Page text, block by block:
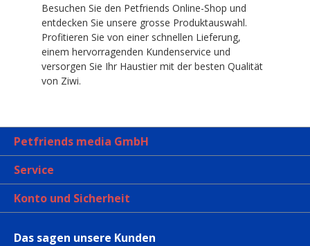
Besuchen Sie den Petfriends Online-Shop und
entdecken Sie unsere grosse Produktauswahl.
Profitieren Sie von einer schnellen Lieferung,
einem hervorragenden Kundenservice und
versorgen Sie Ihr Haustier mit der besten Qualität
von Ziwi.
Petfriends media GmbH
Service
Konto und Sicherheit
Das sagen unsere Kunden